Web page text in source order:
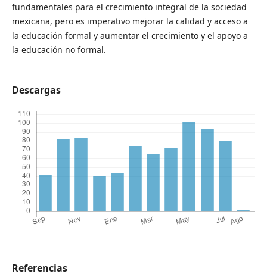
fundamentales para el crecimiento integral de la sociedad
mexicana, pero es imperativo mejorar la calidad y acceso a
la educación formal y aumentar el crecimiento y el apoyo a
la educación no formal.
Descargas
Referencias